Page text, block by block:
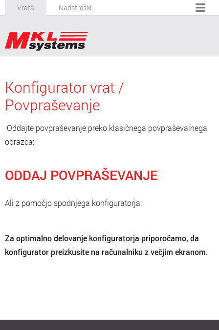
Vrata Nadstreški
Konfigurator vrat /
Povpraševanje
Oddajte povpraševanje preko klasičnega povpraševalnega
obrazca:
ODDAJ POVPRAŠEVANJE
Ali z pomočjo spodnjega konfiguratorja:
Za optimalno delovanje konfiguratorja priporočamo, da
konfigurator preizkusite na računalniku z večjim ekranom.